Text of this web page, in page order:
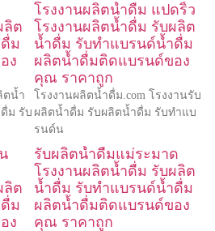
ลิต
ม
ง
ตน้ำ
ม รับ
โรงงานผลิตน้ำดื่ม แปดริ้ว
โรงงานผลิตน้ำดื่ม รับผลิต
น้ำดื่ม รับทำแบรนด์น้ำดื่ม
ผลิตน้ำดื่มติดแบรนด์ของ
คุณ ราคาถูก
โรงงานผลิตน้ำดื่ม.com โรงงานรับ
ผลิตน้ำดื่ม รับผลิตน้ำดื่ม รับทำแบ
รนด์น
ลิต
ม
ง
รับผลิตน้ำดื่มแม่ระมาด
โรงงานผลิตน้ำดื่ม รับผลิต
น้ำดื่ม รับทำแบรนด์น้ำดื่ม
ผลิตน้ำดื่มติดแบรนด์ของ
คุณ ราคาถูก